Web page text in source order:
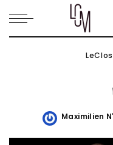
Posted
Maximilien